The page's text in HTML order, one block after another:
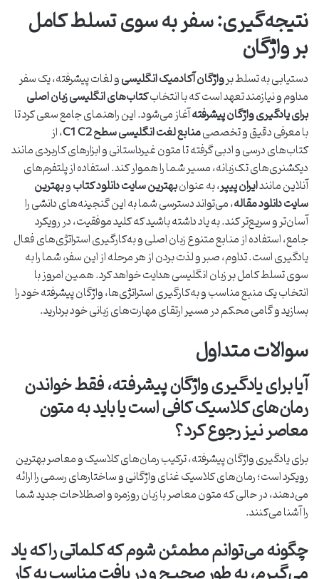
نتیجه‌گیری: سفر به سوی تسلط کامل
بر واژگان
دستیابی به تسلط برواژگان آکادمیک انگلیسیو لغات پیشرفته، یک سفر
مداوم و نیازمند تعهد است که با انتخابکتاب‌های انگلیسی زبان اصلی
برای یادگیری واژگان پیشرفتهآغاز می‌شود. این راهنمای جامع سعی کرد تا
با معرفی دقیق و تخصصیمنابع لغت انگلیسی سطح C1 C2 ، از
کتاب‌های درسی و ادبی گرفته تا متون غیرداستانی و ابزارهای کاربردی مانند
دیکشنری‌های تک‌زبانه، مسیر شما را هموار کند. استفاده از پلتفرم‌های
آنلاین مانندایران پیپر، به عنوانبهترین سایت دانلود کتابوبهترین
سایت دانلود مقاله، می‌تواند دسترسی شما به این گنجینه‌های دانشی را
آسان‌تر و سریع‌تر کند. به یاد داشته باشید که کلید موفقیت، در رویکرد
جامع، استفاده از منابع متنوع زبان اصلی و به‌کارگیری استراتژی‌های فعال
یادگیری است. تداوم، صبر و لذت بردن از هر مرحله از این سفر، شما را به
سوی تسلط کامل بر زبان انگلیسی هدایت خواهد کرد. همین امروز با
انتخاب یک منبع مناسب و به‌کارگیری استراتژی‌ها، واژگان پیشرفته خود را
بسازید و گامی محکم در مسیر ارتقای مهارت‌های زبانی خود بردارید.
سوالات متداول
آیا برای یادگیری واژگان پیشرفته، فقط خواندن
رمان‌های کلاسیک کافی است یا باید به متون
معاصر نیز رجوع کرد؟
برای یادگیری واژگان پیشرفته، ترکیب رمان‌های کلاسیک و معاصر بهترین
رویکرد است؛ رمان‌های کلاسیک غنای واژگانی و ساختارهای رسمی را ارائه
می‌دهند، در حالی که متون معاصر با زبان روزمره و اصطلاحات جدید شما
را آشنا می‌کنند.
چگونه می‌توانم مطمئن شوم که کلماتی را که یاد